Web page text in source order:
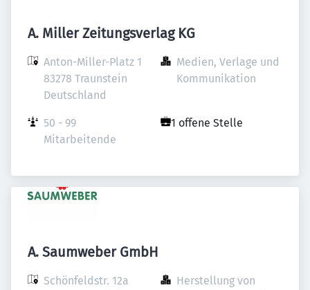
A. Miller Zeitungsverlag KG
Anton-Miller-Platz 1
83278 Traunstein
Deutschland
Medien, Verlage und
Kommunikation
50 - 99
Mitarbeitende
1 offene Stelle
A. Saumweber GmbH
Schönfeldstr. 12a
Herstellung von